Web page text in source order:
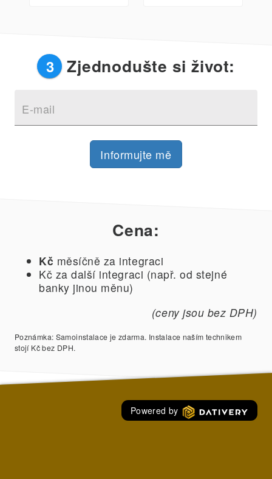
3 Zjednodušte si život:
E-mail
Cena:
Kč měsíčně za integraci
Kč za další integraci (např. od stejné
banky jinou měnu)
(ceny jsou bez DPH)
Poznámka: Samoinstalace je zdarma. Instalace naším technikem
stojí Kč bez DPH.
Powered by